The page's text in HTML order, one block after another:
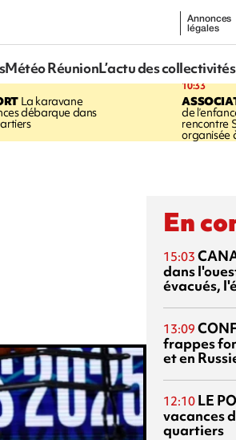
Annonces
légales
Météo RéunionL’actu des collectivités
La karavane
débarque dans
10:33
de
rencontre
organisée
En
15:03
dans
évacués,
13:09
frappes
et en
12:10 LE
vacances
quartiers